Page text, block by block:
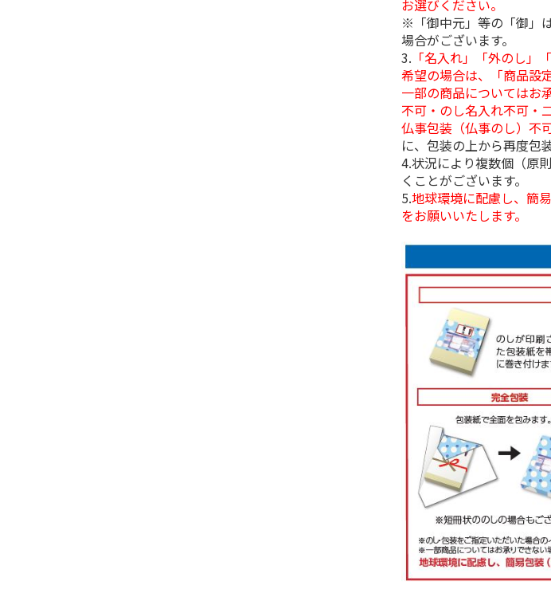
お選びください。
※「御中元」等の「御」
場合がございます。
3. 「名入れ」「外のし」
希望の場合は、「商品設
一部の商品についてはお
不可・のし名入れ不可・
仏事包装（仏事のし）不可
に、包装の上から再度包
4.状況により複数個（原
くことがございます。
5.地球環境に配慮し、簡
をお願いいたします。